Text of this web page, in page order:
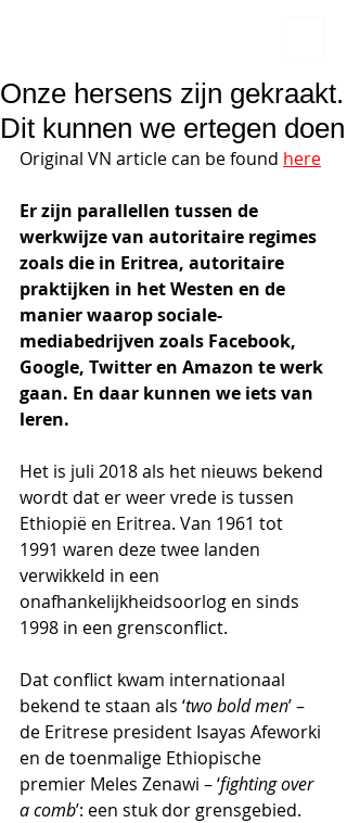
Onze hersens zijn gekraakt.
Dit kunnen we ertegen doen
Original VN article can be found here
Er zijn parallellen tussen de
werkwijze van autoritaire regimes
zoals die in Eritrea, autoritaire
praktijken in het Westen en de
manier waarop sociale-
mediabedrijven zoals Facebook,
Google, Twitter en Amazon te werk
gaan. En daar kunnen we iets van
leren.
Het is juli 2018 als het nieuws bekend
wordt dat er weer vrede is tussen
Ethiopië en Eritrea. Van 1961 tot
1991 waren deze twee landen
verwikkeld in een
onafhankelijkheidsoorlog en sinds
1998 in een grensconflict.
Dat conflict kwam internationaal
bekend te staan als ‘two bold men’ –
de Eritrese president Isayas Afeworki
en de toenmalige Ethiopische
premier Meles Zenawi – ‘fighting over
a comb’: een stuk dor grensgebied.